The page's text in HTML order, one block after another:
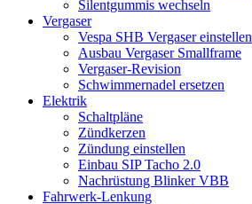
Silentgummis wechseln
Vergaser
Vespa SHB Vergaser einstellen
Ausbau Vergaser Smallframe
Vergaser-Revision
Schwimmernadel ersetzen
Elektrik
Schaltpläne
Zündkerzen
Zündung einstellen
Einbau SIP Tacho 2.0
Nachrüstung Blinker VBB
Fahrwerk-Lenkung